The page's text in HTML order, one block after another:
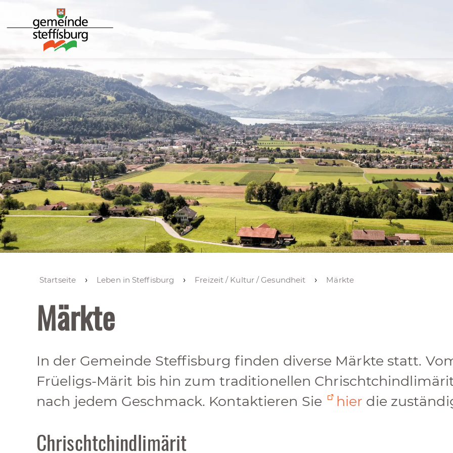
Startseite Leben in Steffisburg Freizeit / Kultur / Gesundheit Märkte
Märkte
In der Gemeinde Steffisburg finden diverse Märkte statt.
Früeligs-Märit bis hin zum traditionellen
nach jedem Geschmack. Kontaktieren Sie
hier die
Chrischtchindlimärit